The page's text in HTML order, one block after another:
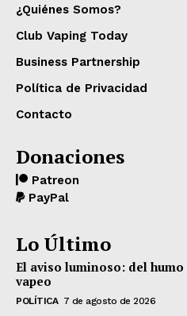
¿Quiénes Somos?
Club Vaping Today
Business Partnership
Política de Privacidad
Contacto
Donaciones
Patreon
PayPal
Lo Último
El aviso luminoso: del
vapeo
POLÍTICA 7 de agosto de 2026